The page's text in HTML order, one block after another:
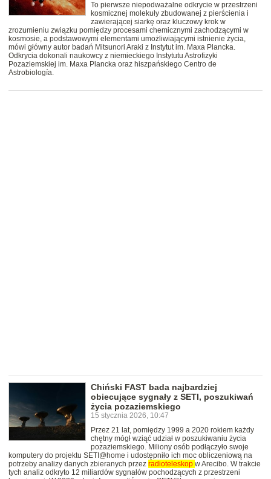
To pierwsze niepodważalne odkrycie w przestrzeni
kosmicznej molekuły zbudowanej z pierścienia i
zawierającej siarkę oraz kluczowy krok w
zrozumieniu związku pomiędzy procesami chemicznymi zachodzącymi w
kosmosie, a podstawowymi elementami umożliwiającymi istnienie życia,
mówi główny autor badań Mitsunori Araki z Instytut im. Maxa Plancka.
Odkrycia dokonali naukowcy z niemieckiego Instytutu Astrofizyki
Pozaziemskiej im. Maxa Plancka oraz hiszpańskiego Centro de
Astrobiología.
Chiński FAST bada najbardziej
obiecujące sygnały z SETI, poszukiwań
życia pozaziemskiego
15 stycznia 2026, 10:47
Przez 21 lat, pomiędzy 1999 a 2020 rokiem każdy
chętny mógł wziąć udział w poszukiwaniu życia
pozaziemskiego. Miliony osób podłączyło swoje
komputery do projektu SETI@home i udostępniło ich moc obliczeniową na
potrzeby analizy danych zbieranych przez radioteleskop w Arecibo. W trakcie
tych analiz odkryto 12 miliardów sygnałów pochodzących z przestrzeni